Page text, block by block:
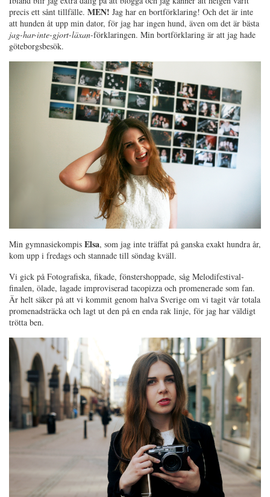
precis ett sånt tillfälle. MEN! Jag har en bortförklaring! Och det är inte
att hunden åt upp min dator, för jag har ingen hund, även om det är bästa
jag-har-inte-gjort-läxan-förklaringen. Min bortförklaring är att jag hade
göteborgsbesök.
Min gymnasiekompis Elsa, som jag inte träffat på ganska exakt hundra år,
kom upp i fredags och stannade till söndag kväll.
Vi gick på Fotografiska, fikade, fönstershoppade, såg Melodifestival-
finalen, ölade, lagade improviserad tacopizza och promenerade som fan.
Är helt säker på att vi kommit genom halva Sverige om vi tagit vår totala
promenadsträcka och lagt ut den på en enda rak linje, för jag har väldigt
trötta ben.